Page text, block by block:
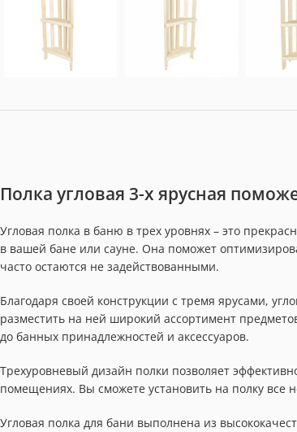
Полка угловая 3-х ярусная
Угловая полка в баню в трех уровнях – это
в вашей бане или сауне. Она поможет
часто остаются не задействованными.
Благодаря своей конструкции с тремя ярусами,
разместить на ней широкий ассортимент
до банных принадлежностей и аксессуаров.
Трехуровневый дизайн полки позволяет
помещениях. Вы сможете установить на полку все
Угловая полка для бани выполнена из